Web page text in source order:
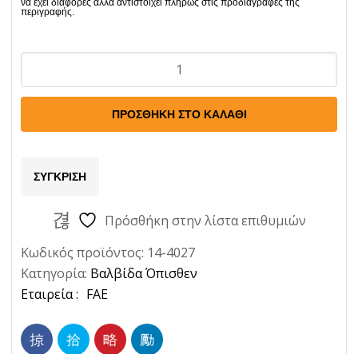
Οπισθεν
305-
Ποσότητα
ΠΡΟΣΘΉΚΗ ΣΤΟ ΚΑΛΆΘΙ
ΣΎΓΚΡΙΣΗ
Πρόσθήκη στην λίστα επιθυμιών
Κωδικός προϊόντος: 14-4027
Κατηγορία: Βαλβίδα Όπισθεν
Ετικέτα:
FAE